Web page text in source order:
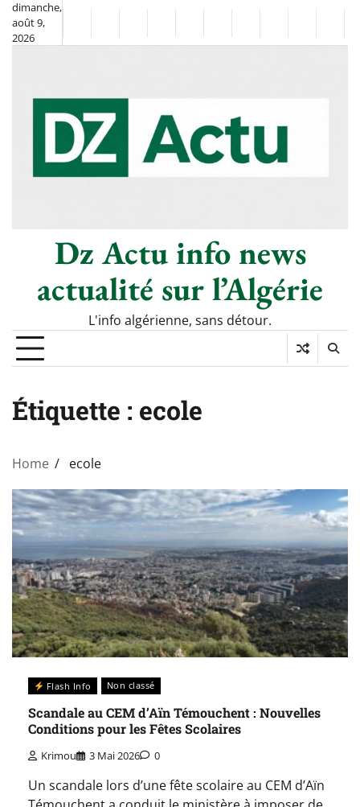
Skip
content
dimanche,
août 9,
2026
FlashSportclasséDiasporaChronique
–
Le
Thé
SociétéCultureMonde
Tech
Dz Actu info news
actualité sur l’Algérie
L'info algérienne, sans détour.
Étiquette : ecole
Home ecole
Flash Info Non classé
Scandale au CEM d’Aïn Témouchent : Nouvelles
Conditions pour les Fêtes Scolaires
Krimou 3 Mai 2026 0
Un scandale lors d’une fête scolaire au CEM d’Aïn